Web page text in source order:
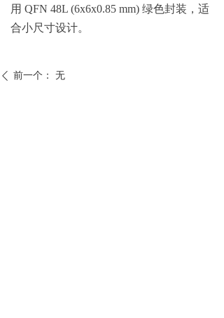
用 QFN 48L (6x6x0.85 mm) 绿色封装，适
合小尺寸设计。
ꄴ 前一个： 无